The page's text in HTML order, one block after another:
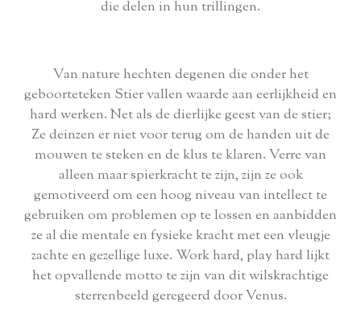
die delen in hun trillingen.
Van nature hechten degenen die onder het
geboorteteken Stier vallen waarde aan eerlijkheid en
hard werken. Net als de dierlijke geest van de stier;
Ze deinzen er niet voor terug om de handen uit de
mouwen te steken en de klus te klaren. Verre van
alleen maar spierkracht te zijn, zijn ze ook
gemotiveerd om een hoog niveau van intellect te
gebruiken om problemen op te lossen en aanbidden
ze al die mentale en fysieke kracht met een vleugje
zachte en gezellige luxe. Work hard, play hard lijkt
het opvallende motto te zijn van dit wilskrachtige
sterrenbeeld geregeerd door Venus.